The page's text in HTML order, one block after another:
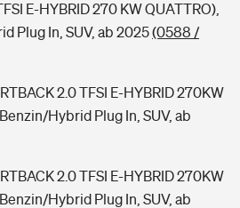
E-HYBRID 270 KW QUATTRO),
Plug In, SUV, ab 2025(0588 /
2.0 TFSI E-HYBRID 270KW
Hybrid Plug In, SUV, ab
2.0 TFSI E-HYBRID 270KW
Hybrid Plug In, SUV, ab